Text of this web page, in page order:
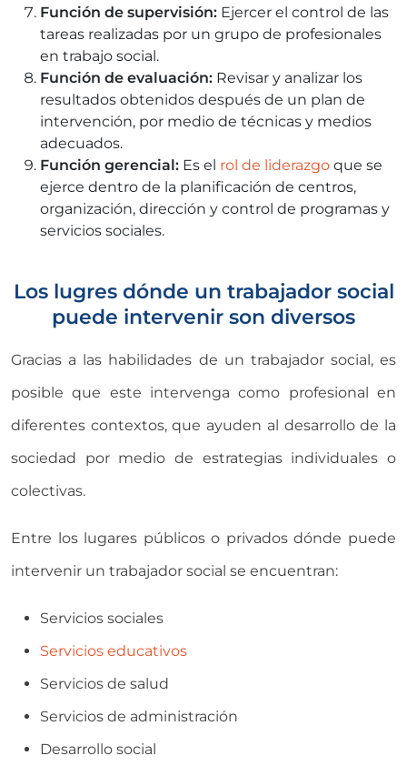
Función de supervisión: Ejercer el control de las
tareas realizadas por un grupo de profesionales
en trabajo social.
Función de evaluación: Revisar y analizar los
resultados obtenidos después de un plan de
intervención, por medio de técnicas y medios
adecuados.
Función gerencial: Es el rol de liderazgo que se
ejerce dentro de la planificación de centros,
organización, dirección y control de programas y
servicios sociales.
Los lugres dónde un trabajador social
puede intervenir son diversos
Gracias a las habilidades de un trabajador social, es
posible que este intervenga como profesional en
diferentes contextos, que ayuden al desarrollo de la
sociedad por medio de estrategias individuales o
colectivas.
Entre los lugares públicos o privados dónde puede
intervenir un trabajador social se encuentran:
Servicios sociales
Servicios educativos
Servicios de salud
Servicios de administración
Desarrollo social